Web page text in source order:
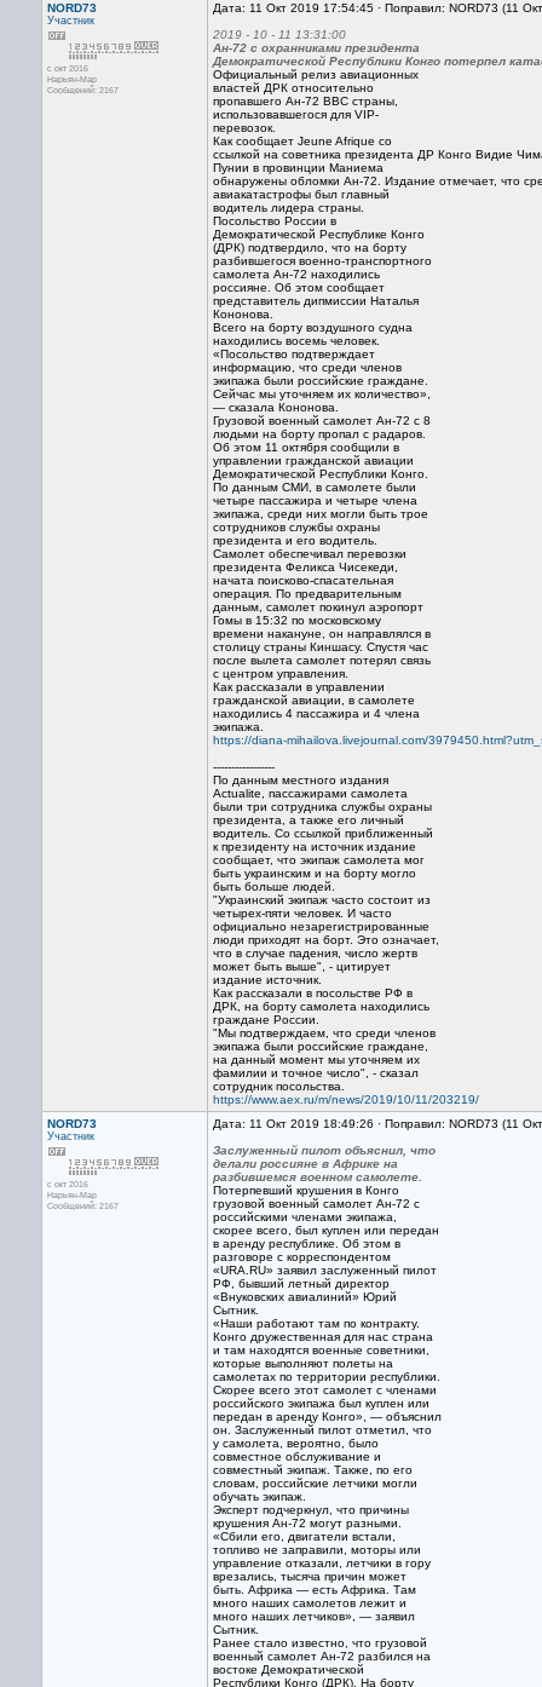
NORD73
Участник
с окт 2016
Нарьян-Мар
Сообщений: 2167
Дата: 11 Окт 2019 17:54:45 · Поправил: NORD73 (11
2019 - 10 - 11 13:31:00
Ан-72 с охранниками президента
Демократической Республики Конго потерпел
Официальный релиз авиационных
властей ДРК относительно
пропавшего Ан-72 ВВС страны,
использовавшегося для VIP-
перевозок.
Как сообщает Jeune Afrique со
ссылкой на советника президента ДР Конго Видие
Пунии в провинции Маниема
обнаружены обломки Ан-72. Издание отмечает, что
авиакатастрофы был главный
водитель лидера страны.
Посольство России в
Демократической Республике Конго
(ДРК) подтвердило, что на борту
разбившегося военно-транспортного
самолета Ан-72 находились
россияне. Об этом сообщает
представитель дипмиссии Наталья
Кононова.
Всего на борту воздушного судна
находились восемь человек.
«Посольство подтверждает
информацию, что среди членов
экипажа были российские граждане.
Сейчас мы уточняем их количество»,
— сказала Кононова.
Грузовой военный самолет Ан-72 с 8
людьми на борту пропал с радаров.
Об этом 11 октября сообщили в
управлении гражданской авиации
Демократической Республики Конго.
По данным СМИ, в самолете были
четыре пассажира и четыре члена
экипажа, среди них могли быть трое
сотрудников службы охраны
президента и его водитель.
Самолет обеспечивал перевозки
президента Феликса Чисекеди,
начата поисково-спасательная
операция. По предварительным
данным, самолет покинул аэропорт
Гомы в 15:32 по московскому
времени накануне, он направлялся в
столицу страны Киншасу. Спустя час
после вылета самолет потерял связь
с центром управления.
Как рассказали в управлении
гражданской авиации, в самолете
находились 4 пассажира и 4 члена
экипажа.
https://diana-mihailova.livejournal.com/
-----------------
По данным местного издания
Actualite, пассажирами самолета
были три сотрудника службы охраны
президента, а также его личный
водитель. Со ссылкой приближенный
к президенту на источник издание
сообщает, что экипаж самолета мог
быть украинским и на борту могло
быть больше людей.
"Украинский экипаж часто состоит из
четырех-пяти человек. И часто
официально незарегистрированные
люди приходят на борт. Это означает,
что в случае падения, число жертв
может быть выше", - цитирует
издание источник.
Как рассказали в посольстве РФ в
ДРК, на борту самолета находились
граждане России.
"Мы подтверждаем, что среди членов
экипажа были российские граждане,
на данный момент мы уточняем их
фамилии и точное число", - сказал
сотрудник посольства.
https://www.aex.ru/m/news/2019/10/11/203219/
NORD73
Участник
с окт 2016
Нарьян-Мар
Сообщений: 2167
Дата: 11 Окт 2019 18:49:26 · Поправил: NORD73 (11
Заслуженный пилот объяснил, что
делали россияне в Африке на
разбившемся военном самолете.
Потерпевший крушения в Конго
грузовой военный самолет Ан-72 с
российскими членами экипажа,
скорее всего, был куплен или передан
в аренду республике. Об этом в
разговоре с корреспондентом
«URA.RU» заявил заслуженный пилот
РФ, бывший летный директор
«Внуковских авиалиний» Юрий
Сытник.
«Наши работают там по контракту.
Конго дружественная для нас страна
и там находятся военные советники,
которые выполняют полеты на
самолетах по территории республики.
Скорее всего этот самолет с членами
российского экипажа был куплен или
передан в аренду Конго», — объяснил
он. Заслуженный пилот отметил, что
у самолета, вероятно, было
совместное обслуживание и
совместный экипаж. Также, по его
словам, российские летчики могли
обучать экипаж.
Эксперт подчеркнул, что причины
крушения Ан-72 могут разными.
«Сбили его, двигатели встали,
топливо не заправили, моторы или
управление отказали, летчики в гору
врезались, тысяча причин может
быть. Африка — есть Африка. Там
много наших самолетов лежит и
много наших летчиков», — заявил
Сытник.
Ранее стало известно, что грузовой
военный самолет Ан-72 разбился на
востоке Демократической
Республики Конго (ДРК). На борту